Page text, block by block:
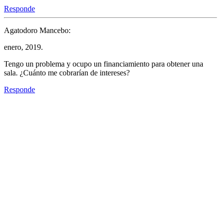
Responde
Agatodoro Mancebo:
enero, 2019.
Tengo un problema y ocupo un financiamiento para obtener una
sala. ¿Cuánto me cobrarían de intereses?
Responde